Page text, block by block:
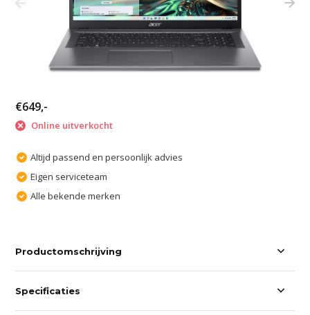
€649,-
Online uitverkocht
Altijd passend en persoonlijk advies
Eigen serviceteam
Alle bekende merken
Productomschrijving
Specificaties